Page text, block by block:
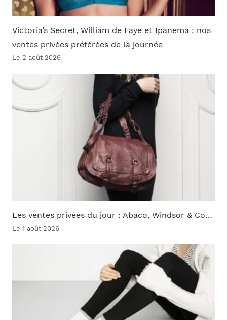
Victoria’s Secret, William de Faye et Ipanema : nos
ventes privées préférées de la journée
Le 2 août 2026
Les ventes privées du jour : Abaco, Windsor & Co…
Le 1 août 2026